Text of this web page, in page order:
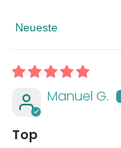
Sort by
Manuel G.
Top